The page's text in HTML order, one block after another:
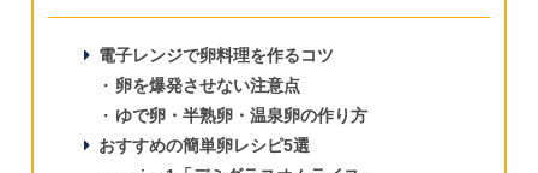
電子レンジで卵料理を作るコツ
卵を爆発させない注意点
ゆで卵・半熟卵・温泉卵の作り方
おすすめの簡単卵レシピ5選